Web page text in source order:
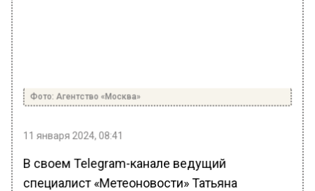
Фото: Агентство «Москва»
11 января 2024, 08:41
В своем Telegram-канале ведущий
специалист «Метеоновости» Татьяна